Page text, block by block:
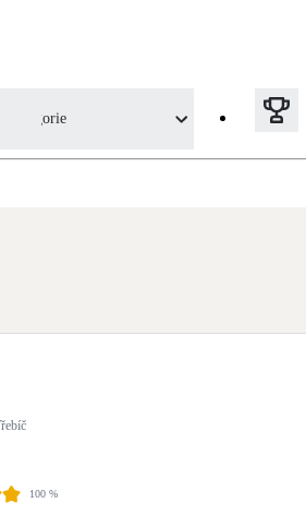
Kategorie
Solární termický systém
100 %